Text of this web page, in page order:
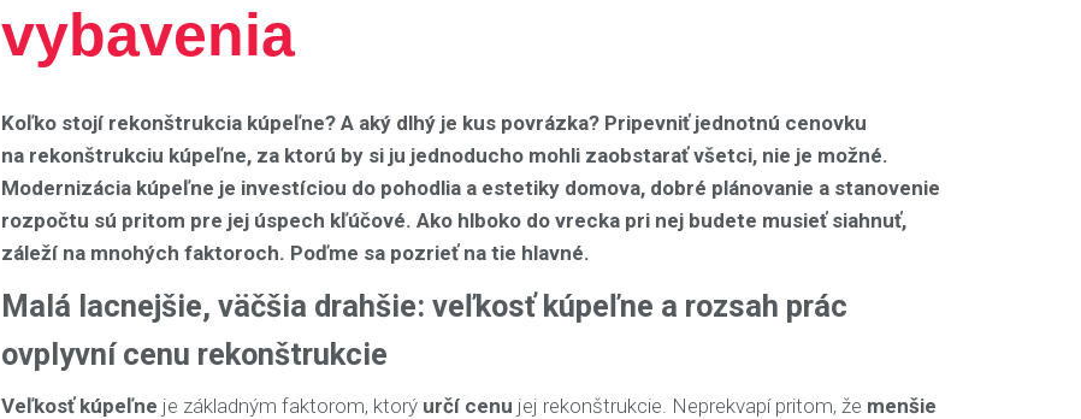
vybavenia
Koľko stojí rekonštrukcia kúpeľne? A aký dlhý je kus povrázka? Pripevniť jednotnú cenovku
na rekonštrukciu kúpeľne, za ktorú by si ju jednoducho mohli zaobstarať všetci, nie je možné.
Modernizácia kúpeľne je investíciou do pohodlia a estetiky domova, dobré plánovanie a stanovenie
rozpočtu sú pritom pre jej úspech kľúčové. Ako hlboko do vrecka pri nej budete musieť siahnuť,
záleží na mnohých faktoroch. Poďme sa pozrieť na tie hlavné.
Malá lacnejšie, väčšia drahšie: veľkosť kúpeľne a rozsah prác
ovplyvní cenu rekonštrukcie
Veľkosť kúpeľne je základným faktorom, ktorý určí cenu jej rekonštrukcie. Neprekvapí pritom, že menšie